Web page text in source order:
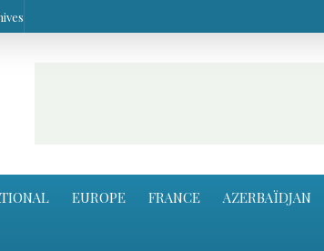
EUROPE FRANCE AZERBAÏDJAN